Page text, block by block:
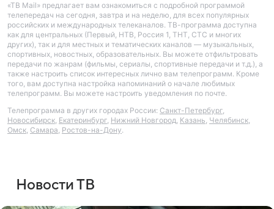
«ТВ Mail» предлагает вам ознакомиться с подробной программой
телепередач на сегодня, завтра и на неделю, для всех популярных
российских и международных телеканалов. ТВ-программа доступна
как для центральных (Первый, НТВ, Россия 1, ТНТ, СТС и многих
других), так и для местных и тематических каналов — музыкальных,
спортивных, новостных, образовательных. Вы можете отфильтровать
передачи по жанрам (фильмы, сериалы, спортивные передачи и т.д.), а
также настроить список интересных лично вам телепрограмм. Кроме
того, вам доступна настройка напоминаний о начале любимых
телепрограмм. Вы можете настроить уведомления по почте.
Телепрограмма в других городах России: Санкт-Петербург,
Новосибирск, Екатеринбург, Нижний Новгород, Казань, Челябинск,
Омск, Самара, Ростов-на-Дону.
Новости ТВ